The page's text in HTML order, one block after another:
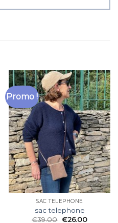
Promo !
SAC TELEPHONE
sac telephone
€39.00 €26.00